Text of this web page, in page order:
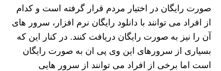
صورت رایگان در اختیار مردم قرار گرفته است و کدام
از افراد می‌ توانند با دانلود رایگان نرم افزار، سرور های
آن را نیز به صورت رایگان دریافت کنند. در کنار این که
بسیاری از سرورهای این وی پی ان به صورت رایگان
است اما برخی از افراد می توانند از سرور هایی